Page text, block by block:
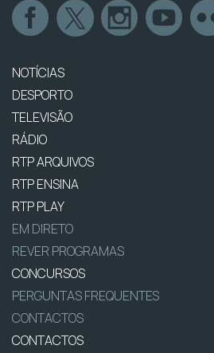
NOTÍCIAS
DESPORTO
TELEVISÃO
RÁDIO
RTP ARQUIVOS
RTP ENSINA
RTP PLAY
EM DIRETO
REVER PROGRAMAS
CONCURSOS
PERGUNTAS FREQUENTES
CONTACTOS
CONTACTOS